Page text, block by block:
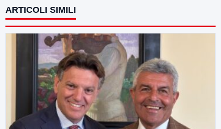
ARTICOLI SIMILI